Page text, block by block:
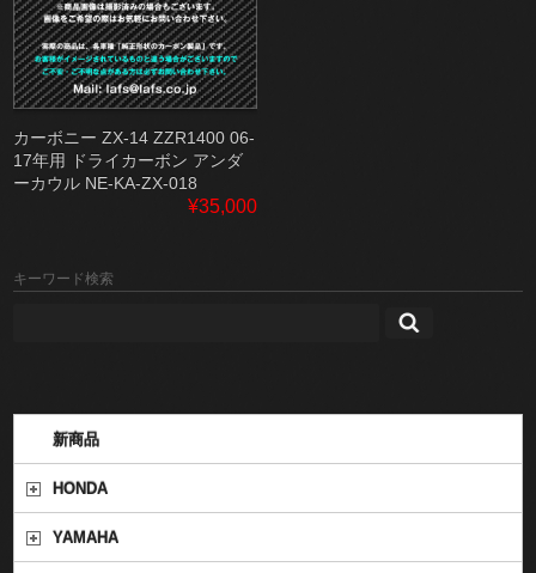
カーボニー ZX-14 ZZR1400 06-
17年用 ドライカーボン アンダ
ーカウル NE-KA-ZX-018
¥35,000
キーワード検索
新商品
HONDA
YAMAHA